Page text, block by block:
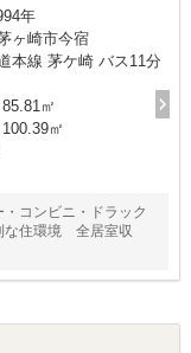
年
ヶ崎市今宿
本線 茅ケ崎 バス11分
85.81㎡
100.39㎡
コンビニ・ドラック
な住環境 全居室収